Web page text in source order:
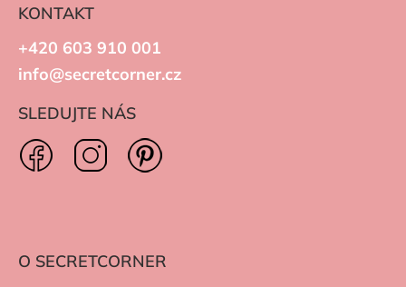
KONTAKT
+420 603 910 001
info@secretcorner.cz
SLEDUJTE NÁS
O SECRETCORNER